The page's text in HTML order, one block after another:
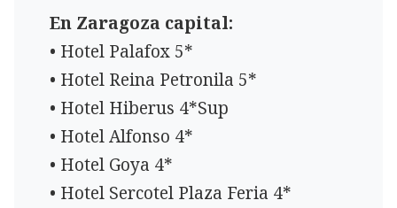
En Zaragoza capital:
• Hotel Palafox 5*
• Hotel Reina Petronila 5*
• Hotel Hiberus 4*Sup
• Hotel Alfonso 4*
• Hotel Goya 4*
• Hotel Sercotel Plaza Feria 4*